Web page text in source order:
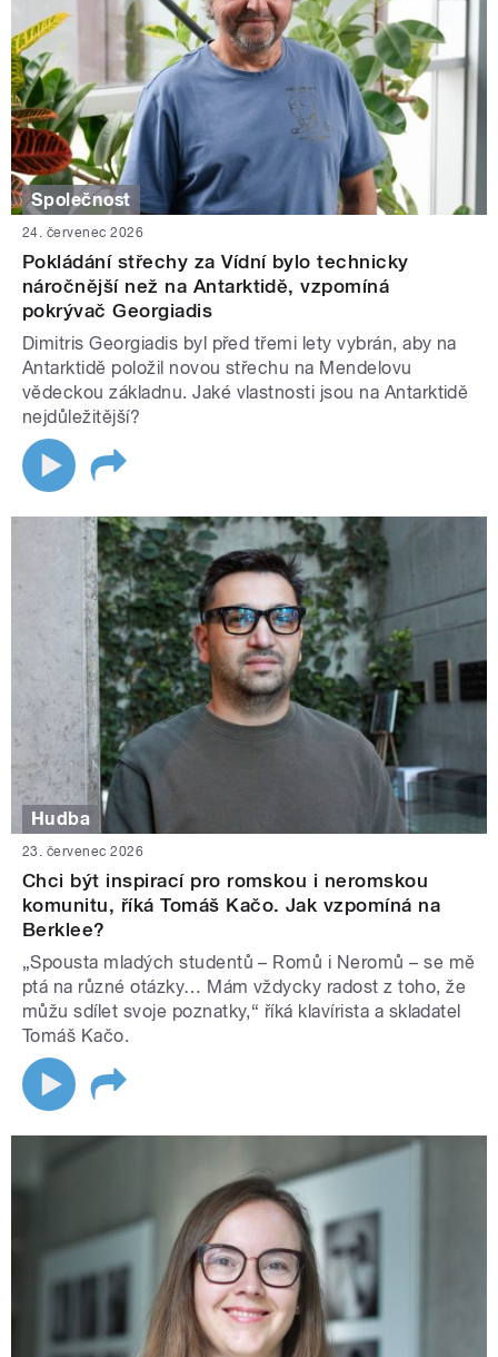
Společnost
24. červenec 2026
Pokládání střechy za Vídní bylo technicky
náročnější než na Antarktidě, vzpomíná
pokrývač Georgiadis
Dimitris Georgiadis byl před třemi lety vybrán, aby na
Antarktidě položil novou střechu na Mendelovu
vědeckou základnu. Jaké vlastnosti jsou na Antarktidě
nejdůležitější?
Hudba
23. červenec 2026
Chci být inspirací pro romskou i neromskou
komunitu, říká Tomáš Kačo. Jak vzpomíná na
Berklee?
„Spousta mladých studentů – Romů i Neromů – se mě
ptá na různé otázky… Mám vždycky radost z toho, že
můžu sdílet svoje poznatky,“ říká klavírista a skladatel
Tomáš Kačo.